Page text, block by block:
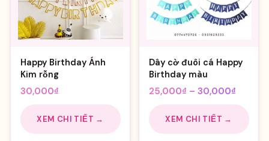
Happy Birthday Ánh
Kim rỗng
30,000₫
XEM CHI TIẾT →
Dây cờ đuôi cá Happy
Birthday màu
25,000₫ – 30,000₫Khoảng
giá:
XEM CHI TIẾT →